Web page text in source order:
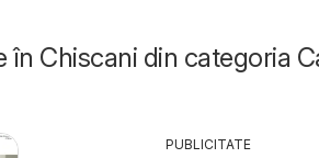
Chiscani din categoria
PUBLICITATE